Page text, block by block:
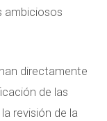
ambiciosos
directamente
de las
revisión de la